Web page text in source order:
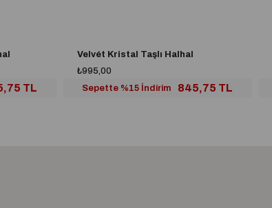
TL
Velvét Kristal Taşlı Halhal
₺995,00
Sepette %15 İndirim
845,75 TL